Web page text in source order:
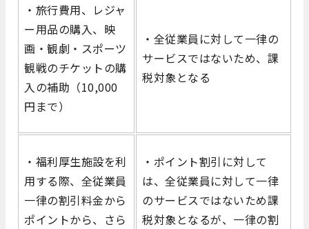
・旅行費用、レジャ
ー用品の購入、映
画・観劇・スポーツ
観戦のチケットの購
入の補助（10,000
円まで）
・全従業員に対して一律の
サービスではないため、課
税対象となる
・福利厚生施設を利
用する際、全従業員
一律の割引料金から
ポイントから、さら
・ポイント割引に対して
は、全従業員に対して一律
のサービスではないため課
税対象となるが、一律の割